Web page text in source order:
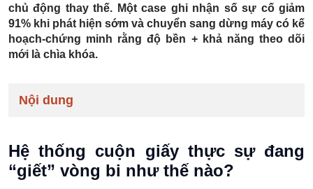
chủ động thay thế. Một case ghi nhận số sự cố giảm
91% khi phát hiện sớm và chuyển sang dừng máy có kế
hoạch-chứng minh rằng độ bền + khả năng theo dõi
mới là chìa khóa.
Nội dung
Hệ thống cuộn giấy thực sự đang
“giết” vòng bi như thế nào?